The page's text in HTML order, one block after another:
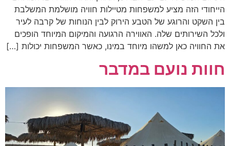
הייחודי הזה מציע למשפחות מטיילות חוויה מושלמת המשלבת
בין השקט והרוגע של הטבע הירוק לבין הנוחות של קרבה לעיר
ולכל השירותים שלה. האווירה הרגועה והמיקום המיוחד הופכים
את החוויה כאן למשהו מיוחד במינו, כאשר המשפחות יכולות […]
חוות נועם במדבר